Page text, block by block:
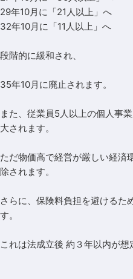
29年10月に「21人以上」へ
32年10月に「11人以上」へ
段階的に緩和され、
35年10月に廃止されます。
また、従業員5人以上の個人事
大されます。
ただ物価高で経営が厳しい経済
除されます。
さらに、保険料負担を避けるた
す。
これは法成立後 約３年以内が想